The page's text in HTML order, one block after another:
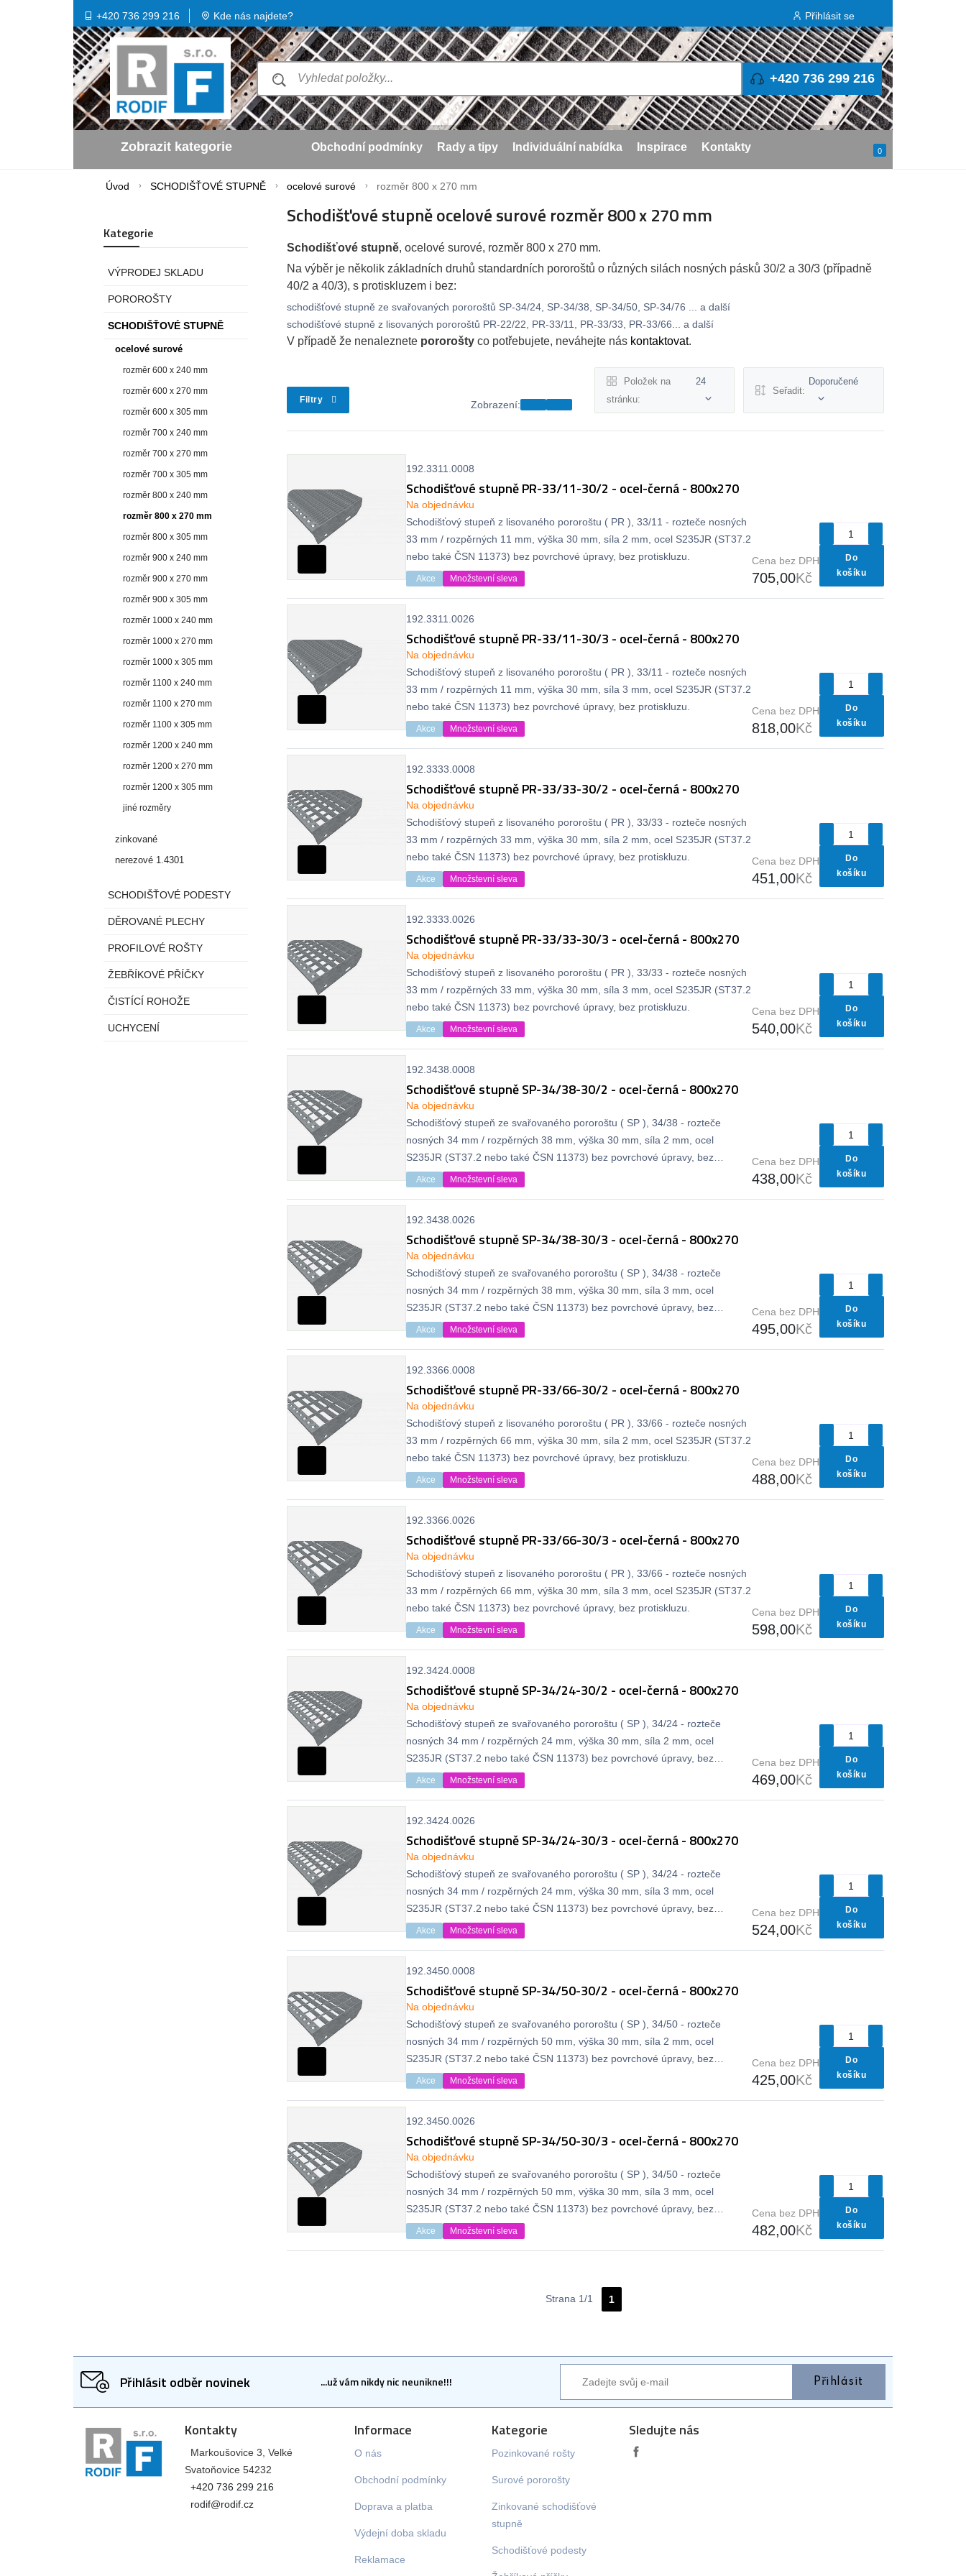
+420 736 299 216 Kde nás najdete? Přihlásit se
+420 736 299 216
Zobrazit kategorie Obchodní podmínky Rady a tipy Individuální nabídka Inspirace Kontakty 0
Úvod SCHODIŠŤOVÉ STUPNĚ ocelové surové rozměr 800 x 270 mm
Schodišťové stupně ocelové surové rozměr 800 x 270 mm
Schodišťové stupně, ocelové surové, rozměr 800 x 270 mm.
Na výběr je několik základních druhů standardních pororoštů o různých silách nosných pásků 30/2 a 30/3 (případně
40/2 a 40/3), s protiskluzem i bez:
schodišťové stupně ze svařovaných pororoštů SP-34/24, SP-34/38, SP-34/50, SP-34/76 ... a další
schodišťové stupně z lisovaných pororoštů PR-22/22, PR-33/11, PR-33/33, PR-33/66... a další
V případě že nenaleznete pororošty co potřebujete, neváhejte nás kontaktovat.
Filtry Zobrazení:
Položek na
stránku:
24
Seřadit:
Doporučené
192.3311.0008
Schodišťové stupně PR-33/11-30/2 - ocel-černá - 800x270
Na objednávku
Schodišťový stupeň z lisovaného pororoštu ( PR ), 33/11 - rozteče nosných
33 mm / rozpěrných 11 mm, výška 30 mm, síla 2 mm, ocel S235JR (ST37.2
nebo také ČSN 11373) bez povrchové úpravy, bez protiskluzu.
Akce Množstevní sleva
Cena bez DPH
705,00Kč
Do
košíku
192.3311.0026
Schodišťové stupně PR-33/11-30/3 - ocel-černá - 800x270
Na objednávku
Schodišťový stupeň z lisovaného pororoštu ( PR ), 33/11 - rozteče nosných
33 mm / rozpěrných 11 mm, výška 30 mm, síla 3 mm, ocel S235JR (ST37.2
nebo také ČSN 11373) bez povrchové úpravy, bez protiskluzu.
Akce Množstevní sleva
Cena bez DPH
818,00Kč
Do
košíku
192.3333.0008
Schodišťové stupně PR-33/33-30/2 - ocel-černá - 800x270
Na objednávku
Schodišťový stupeň z lisovaného pororoštu ( PR ), 33/33 - rozteče nosných
33 mm / rozpěrných 33 mm, výška 30 mm, síla 2 mm, ocel S235JR (ST37.2
nebo také ČSN 11373) bez povrchové úpravy, bez protiskluzu.
Akce Množstevní sleva
Cena bez DPH
451,00Kč
Do
košíku
192.3333.0026
Schodišťové stupně PR-33/33-30/3 - ocel-černá - 800x270
Na objednávku
Schodišťový stupeň z lisovaného pororoštu ( PR ), 33/33 - rozteče nosných
33 mm / rozpěrných 33 mm, výška 30 mm, síla 3 mm, ocel S235JR (ST37.2
nebo také ČSN 11373) bez povrchové úpravy, bez protiskluzu.
Akce Množstevní sleva
Cena bez DPH
540,00Kč
Do
košíku
192.3438.0008
Schodišťové stupně SP-34/38-30/2 - ocel-černá - 800x270
Na objednávku
Schodišťový stupeň ze svařovaného pororoštu ( SP ), 34/38 - rozteče
nosných 34 mm / rozpěrných 38 mm, výška 30 mm, síla 2 mm, ocel
S235JR (ST37.2 nebo také ČSN 11373) bez povrchové úpravy, bez
protiskluzu.
Akce Množstevní sleva
Cena bez DPH
438,00Kč
Do
košíku
192.3438.0026
Schodišťové stupně SP-34/38-30/3 - ocel-černá - 800x270
Na objednávku
Schodišťový stupeň ze svařovaného pororoštu ( SP ), 34/38 - rozteče
nosných 34 mm / rozpěrných 38 mm, výška 30 mm, síla 3 mm, ocel
S235JR (ST37.2 nebo také ČSN 11373) bez povrchové úpravy, bez
protiskluzu.
Akce Množstevní sleva
Cena bez DPH
495,00Kč
Do
košíku
192.3366.0008
Schodišťové stupně PR-33/66-30/2 - ocel-černá - 800x270
Na objednávku
Schodišťový stupeň z lisovaného pororoštu ( PR ), 33/66 - rozteče nosných
33 mm / rozpěrných 66 mm, výška 30 mm, síla 2 mm, ocel S235JR (ST37.2
nebo také ČSN 11373) bez povrchové úpravy, bez protiskluzu.
Akce Množstevní sleva
Cena bez DPH
488,00Kč
Do
košíku
192.3366.0026
Schodišťové stupně PR-33/66-30/3 - ocel-černá - 800x270
Na objednávku
Schodišťový stupeň z lisovaného pororoštu ( PR ), 33/66 - rozteče nosných
33 mm / rozpěrných 66 mm, výška 30 mm, síla 3 mm, ocel S235JR (ST37.2
nebo také ČSN 11373) bez povrchové úpravy, bez protiskluzu.
Akce Množstevní sleva
Cena bez DPH
598,00Kč
Do
košíku
192.3424.0008
Schodišťové stupně SP-34/24-30/2 - ocel-černá - 800x270
Na objednávku
Schodišťový stupeň ze svařovaného pororoštu ( SP ), 34/24 - rozteče
nosných 34 mm / rozpěrných 24 mm, výška 30 mm, síla 2 mm, ocel
S235JR (ST37.2 nebo také ČSN 11373) bez povrchové úpravy, bez
protiskluzu.
Akce Množstevní sleva
Cena bez DPH
469,00Kč
Do
košíku
192.3424.0026
Schodišťové stupně SP-34/24-30/3 - ocel-černá - 800x270
Na objednávku
Schodišťový stupeň ze svařovaného pororoštu ( SP ), 34/24 - rozteče
nosných 34 mm / rozpěrných 24 mm, výška 30 mm, síla 3 mm, ocel
S235JR (ST37.2 nebo také ČSN 11373) bez povrchové úpravy, bez
protiskluzu.
Akce Množstevní sleva
Cena bez DPH
524,00Kč
Do
košíku
192.3450.0008
Schodišťové stupně SP-34/50-30/2 - ocel-černá - 800x270
Na objednávku
Schodišťový stupeň ze svařovaného pororoštu ( SP ), 34/50 - rozteče
nosných 34 mm / rozpěrných 50 mm, výška 30 mm, síla 2 mm, ocel
S235JR (ST37.2 nebo také ČSN 11373) bez povrchové úpravy, bez
protiskluzu.
Akce Množstevní sleva
Cena bez DPH
425,00Kč
Do
košíku
192.3450.0026
Schodišťové stupně SP-34/50-30/3 - ocel-černá - 800x270
Na objednávku
Schodišťový stupeň ze svařovaného pororoštu ( SP ), 34/50 - rozteče
nosných 34 mm / rozpěrných 50 mm, výška 30 mm, síla 3 mm, ocel
S235JR (ST37.2 nebo také ČSN 11373) bez povrchové úpravy, bez
protiskluzu.
Akce Množstevní sleva
Cena bez DPH
482,00Kč
Do
košíku
Strana 1/1 1
Kategorie
VÝPRODEJ SKLADU
POROROŠTY
SCHODIŠŤOVÉ STUPNĚ
ocelové surové
rozměr 600 x 240 mm
rozměr 600 x 270 mm
rozměr 600 x 305 mm
rozměr 700 x 240 mm
rozměr 700 x 270 mm
rozměr 700 x 305 mm
rozměr 800 x 240 mm
rozměr 800 x 270 mm
rozměr 800 x 305 mm
rozměr 900 x 240 mm
rozměr 900 x 270 mm
rozměr 900 x 305 mm
rozměr 1000 x 240 mm
rozměr 1000 x 270 mm
rozměr 1000 x 305 mm
rozměr 1100 x 240 mm
rozměr 1100 x 270 mm
rozměr 1100 x 305 mm
rozměr 1200 x 240 mm
rozměr 1200 x 270 mm
rozměr 1200 x 305 mm
jiné rozměry
zinkované
nerezové 1.4301
SCHODIŠŤOVÉ PODESTY
DĚROVANÉ PLECHY
PROFILOVÉ ROŠTY
ŽEBŘÍKOVÉ PŘÍČKY
ČISTÍCÍ ROHOŽE
UCHYCENÍ
Přihlásit odběr novinek ...už vám nikdy nic neunikne!!! Přihlásit
Kontakty
Markoušovice 3, Velké
Svatoňovice 54232
+420 736 299 216
rodif@rodif.cz
Informace
O nás
Obchodní podmínky
Doprava a platba
Výdejní doba skladu
Reklamace
Kategorie
Pozinkované rošty
Surové pororošty
Zinkované schodišťové
stupně
Schodišťové podesty
Sledujte nás